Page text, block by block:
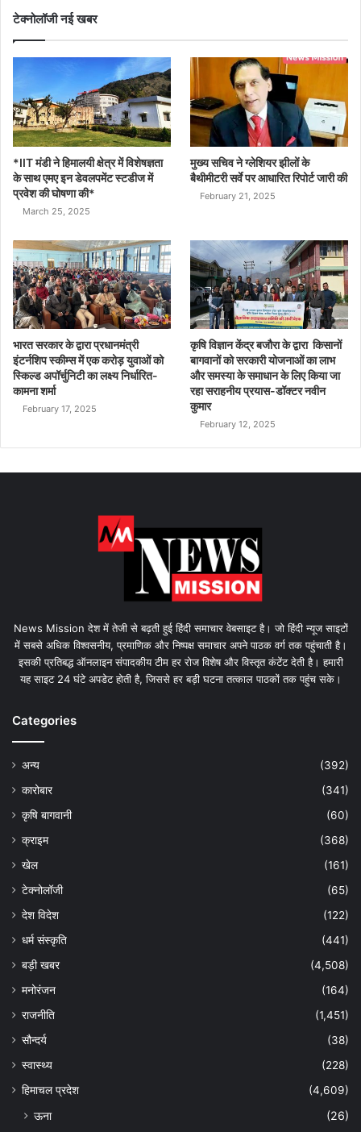
टेक्नोलॉजी नई खबर
*IIT मंडी ने हिमालयी क्षेत्र में विशेषज्ञता
के साथ एमए इन डेवलपमेंट स्टडीज में
प्रवेश की घोषणा की*
March 25, 2025
मुख्य सचिव ने ग्लेशियर झीलों के
बैथीमीटरी सर्वे पर आधारित रिपोर्ट जारी की
February 21, 2025
भारत सरकार के द्वारा प्रधानमंत्री
इंटर्नशिप स्कीम्स में एक करोड़ युवाओं को
स्किल्ड अपॉर्चुनिटी का लक्ष्य निर्धारित-
कामना शर्मा
February 17, 2025
कृषि विज्ञान केंद्र बजौरा के द्वारा किसानों
बागवानों को सरकारी योजनाओं का लाभ
और समस्या के समाधान के लिए किया जा
रहा सराहनीय प्रयास-डॉक्टर नवीन
कुमार
February 12, 2025
News Mission देश में तेजी से बढ़ती हुई हिंदी समाचार वेबसाइट है। जो हिंदी न्यूज साइटों
में सबसे अधिक विश्वसनीय, प्रमाणिक और निष्पक्ष समाचार अपने पाठक वर्ग तक पहुंचाती है।
इसकी प्रतिबद्ध ऑनलाइन संपादकीय टीम हर रोज विशेष और विस्तृत कंटेंट देती है। हमारी
यह साइट 24 घंटे अपडेट होती है, जिससे हर बड़ी घटना तत्काल पाठकों तक पहुंच सके।
Categories
अन्य
(392)
कारोबार
(341)
कृषि बागवानी
(60)
क्राइम
(368)
खेल
(161)
टेक्नोलॉजी
(65)
देश विदेश
(122)
धर्म संस्कृति
(441)
बड़ी खबर
(4,508)
मनोरंजन
(164)
राजनीति
(1,451)
सौन्दर्य
(38)
स्वास्थ्य
(228)
हिमाचल प्रदेश
(4,609)
ऊना
(26)